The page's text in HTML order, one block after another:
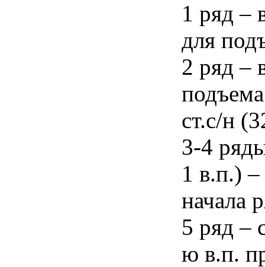
1 ряд –
для
2 ряд –
ст.с/н
3-4
1 в.п.)
начала
5 ряд –
ю в.п.